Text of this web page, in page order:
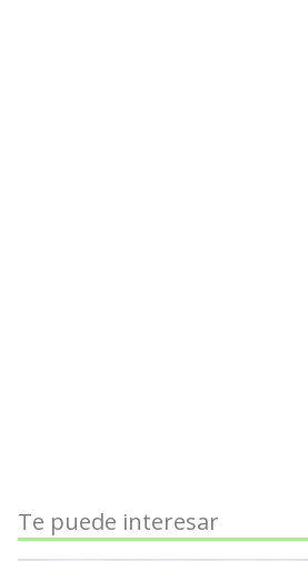
Te puede interesar